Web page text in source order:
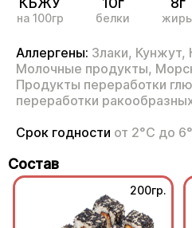
на 100гр белки
Аллергены: Злаки, Кунжут,
Молочные продукты,
Продукты переработки
переработки
Срок годности от 2°С до
Состав
200гр.